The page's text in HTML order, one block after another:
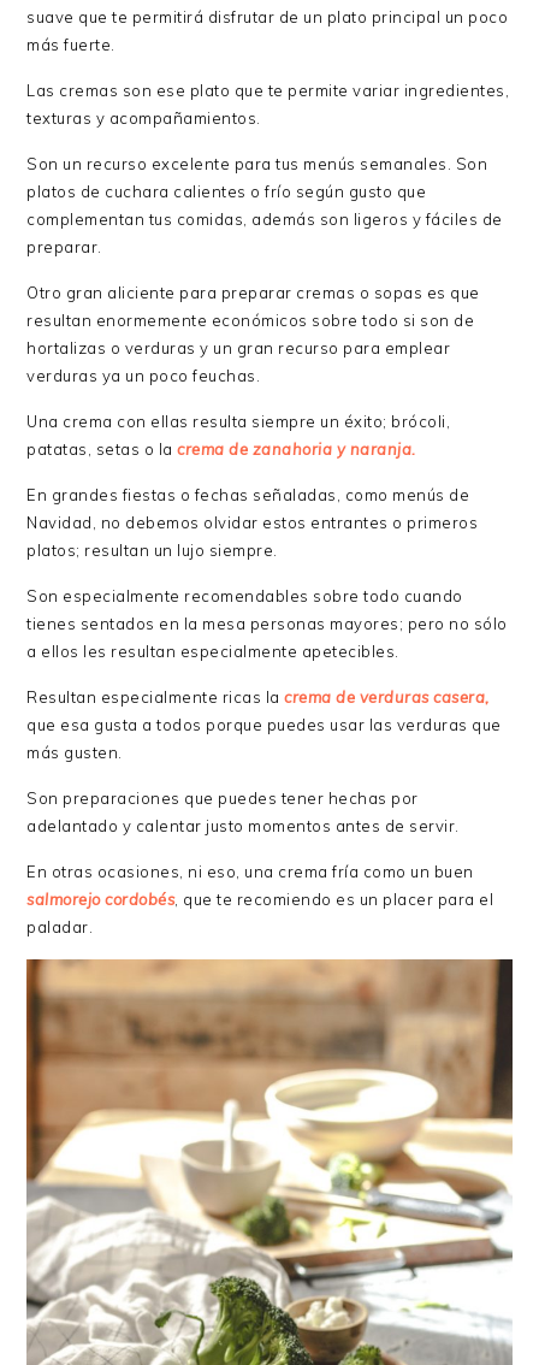
suave que te permitirá disfrutar de un plato principal un poco
más fuerte.
Las cremas son ese plato que te permite variar ingredientes,
texturas y acompañamientos.
Son un recurso excelente para tus menús semanales. Son
platos de cuchara calientes o frío según gusto que
complementan tus comidas, además son ligeros y fáciles de
preparar.
Otro gran aliciente para preparar cremas o sopas es que
resultan enormemente económicos sobre todo si son de
hortalizas o verduras y un gran recurso para emplear
verduras ya un poco feuchas.
Una crema con ellas resulta siempre un éxito; brócoli,
patatas, setas o lacrema de zanahoria y naranja.
En grandes fiestas o fechas señaladas, como menús de
Navidad, no debemos olvidar estos entrantes o primeros
platos; resultan un lujo siempre.
Son especialmente recomendables sobre todo cuando
tienes sentados en la mesa personas mayores; pero no sólo
a ellos les resultan especialmente apetecibles.
Resultan especialmente ricas lacrema de verduras casera,
que esa gusta a todos porque puedes usar las verduras que
más gusten.
Son preparaciones que puedes tener hechas por
adelantado y calentar justo momentos antes de servir.
En otras ocasiones, ni eso, una crema fría como un buen
salmorejo cordobés, que te recomiendo es un placer para el
paladar.